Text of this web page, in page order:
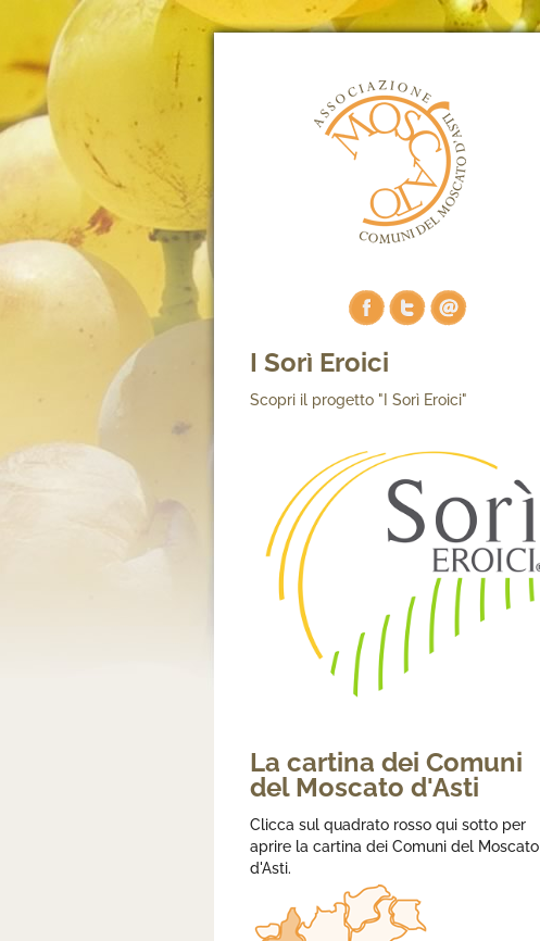
I Sorì Eroici
Scopri il progetto "I Sorì Eroici"
La cartina dei Comuni
del Moscato d'Asti
Clicca sul quadrato rosso qui sotto per
aprire la cartina dei Comuni del Moscato
d'Asti.